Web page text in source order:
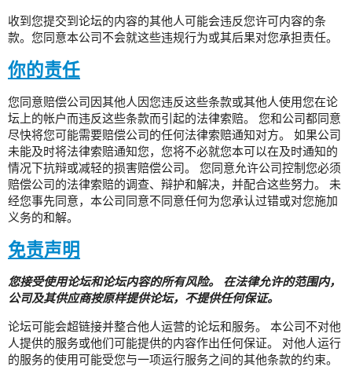
收到您提交到论坛的内容的其他人可能会违反您许可内容的条
款。您同意本公司不会就这些违规行为或其后果对您承担责任。
你的责任
您同意赔偿公司因其他人因您违反这些条款或其他人使用您在论
坛上的帐户而违反这些条款而引起的法律索赔。 您和公司都同意
尽快将您可能需要赔偿公司的任何法律索赔通知对方。 如果公司
未能及时将法律索赔通知您，您将不必就您本可以在及时通知的
情况下抗辩或减轻的损害赔偿公司。 您同意允许公司控制您必须
赔偿公司的法律索赔的调查、辩护和解决，并配合这些努力。 未
经您事先同意，本公司同意不同意任何为您承认过错或对您施加
义务的和解。
免责声明
您接受使用论坛和论坛内容的所有风险。 在法律允许的范围内，
公司及其供应商按原样提供论坛，不提供任何保证。
论坛可能会超链接并整合他人运营的论坛和服务。 本公司不对他
人提供的服务或他们可能提供的内容作出任何保证。 对他人运行
的服务的使用可能受您与一项运行服务之间的其他条款的约束。